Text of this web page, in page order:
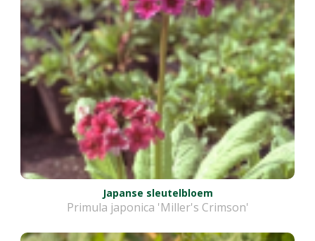
Japanse sleutelbloem
Primula japonica 'Miller's Crimson'